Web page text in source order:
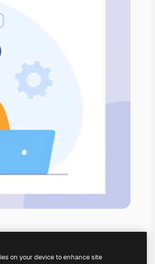
on your device to enhance site